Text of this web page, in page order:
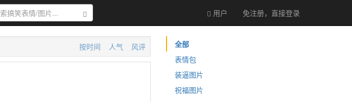
搜索 用户 免注册，直接登录
按时间 人气 风评
全部
表情包
装逼图片
祝福图片